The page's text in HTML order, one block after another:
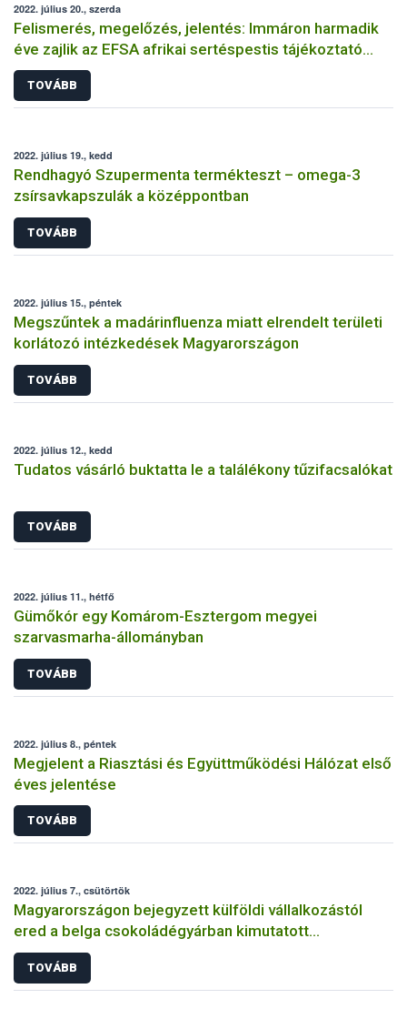
2022. július 20., szerda
Felismerés, megelőzés, jelentés: Immáron harmadik
éve zajlik az EFSA afrikai sertéspestis tájékoztató
kampánya
TOVÁBB
2022. július 19., kedd
Rendhagyó Szupermenta termékteszt – omega-3
zsírsavkapszulák a középpontban
TOVÁBB
2022. július 15., péntek
Megszűntek a madárinfluenza miatt elrendelt területi
korlátozó intézkedések Magyarországon
TOVÁBB
2022. július 12., kedd
Tudatos vásárló buktatta le a találékony tűzifacsalókat
TOVÁBB
2022. július 11., hétfő
Gümőkór egy Komárom-Esztergom megyei
szarvasmarha-állományban
TOVÁBB
2022. július 8., péntek
Megjelent a Riasztási és Együttműködési Hálózat első
éves jelentése
TOVÁBB
2022. július 7., csütörtök
Magyarországon bejegyzett külföldi vállalkozástól
ered a belga csokoládégyárban kimutatott
szalmonella-fertőzés
TOVÁBB